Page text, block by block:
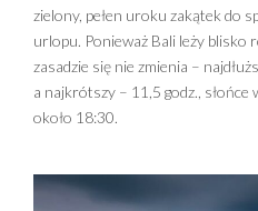
zielony, pełen uroku zakątek do
urlopu. Ponieważ Bali leży blisko
zasadzie się nie zmienia –
a najkrótszy – 11,5 godz., słońce
około 18:30.